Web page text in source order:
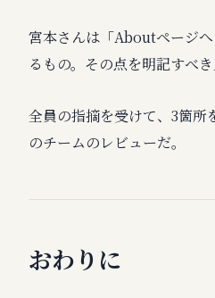
宮本さんは「Aboutページ
るもの。その点を明記すべき
全員の指摘を受けて、3箇所
のチームのレビューだ。
おわりに